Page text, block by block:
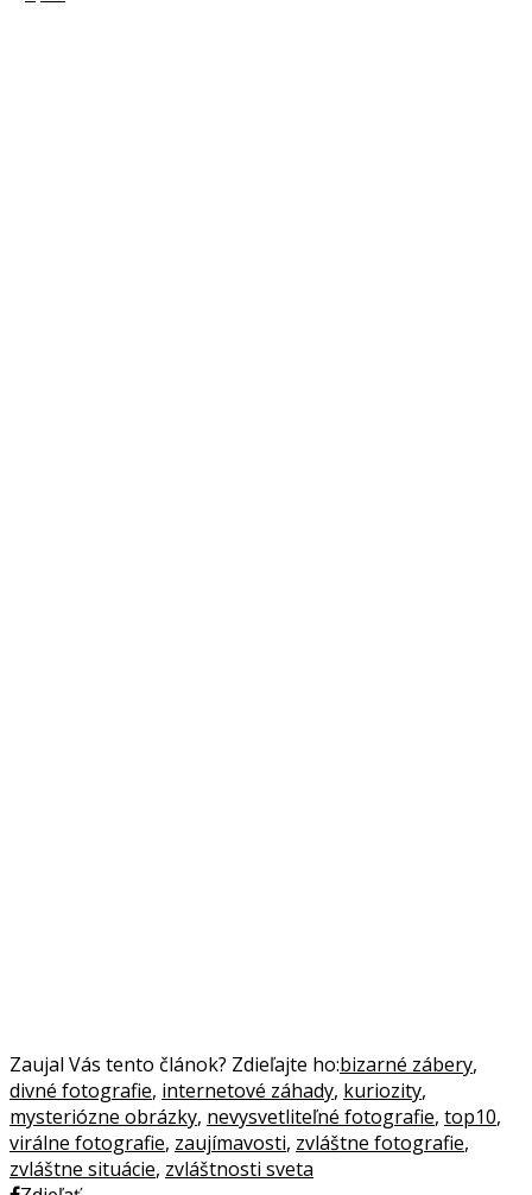
Zaujal Vás tento článok? Zdieľajte ho:bizarné zábery,
divné fotografie, internetové záhady, kuriozity,
mysteriózne obrázky, nevysvetliteľné fotografie, top10,
virálne fotografie, zaujímavosti, zvláštne fotografie,
zvláštne situácie, zvláštnosti sveta